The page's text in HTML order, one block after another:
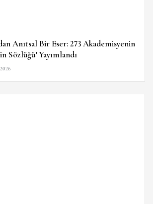
Anıtsal Bir Eser: 273 Akademisyenin
Sözlüğü’ Yayımlandı